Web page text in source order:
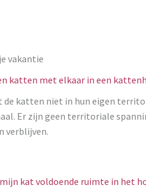
vakantie
katten met elkaar in een
de katten niet in hun eigen
Er zijn geen territoriale
verblijven.
kat voldoende ruimte in het